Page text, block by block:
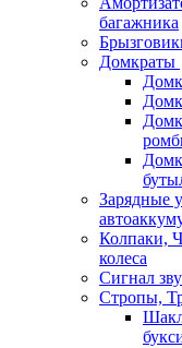
багажника
Домкраты
Зарядные
Колпаки,
колеса
Сигнал
Стропы,